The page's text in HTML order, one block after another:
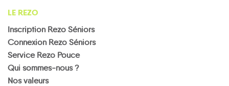
LE REZO
Inscription Rezo Séniors
Connexion Rezo Séniors
Service Rezo Pouce
Qui sommes-nous ?
Nos valeurs